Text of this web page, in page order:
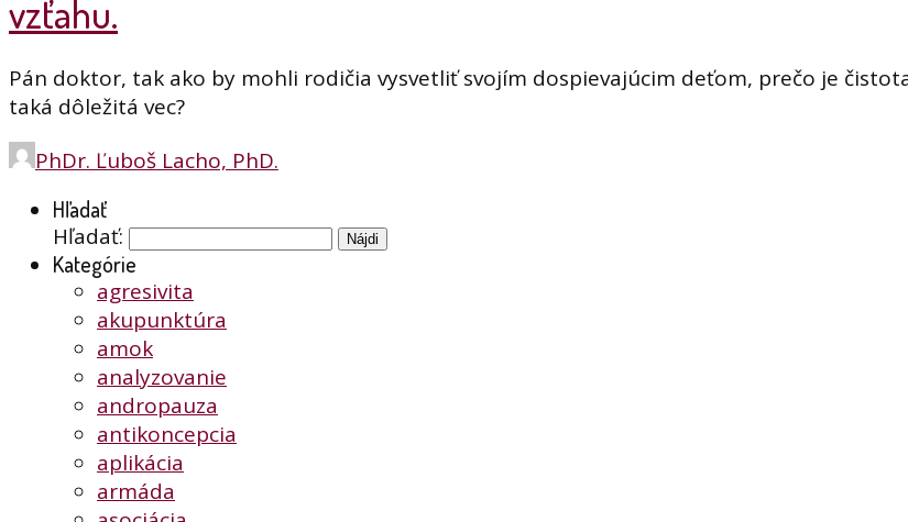
vzťahu.
Pán doktor, tak ako by mohli rodičia vysvetliť svojím dospievajúcim deťom, prečo je
taká dôležitá vec?
PhDr. Ľuboš Lacho, PhD.
Hľadať
Hľadať:
Kategórie
agresivita
akupunktúra
amok
analyzovanie
andropauza
antikoncepcia
aplikácia
armáda